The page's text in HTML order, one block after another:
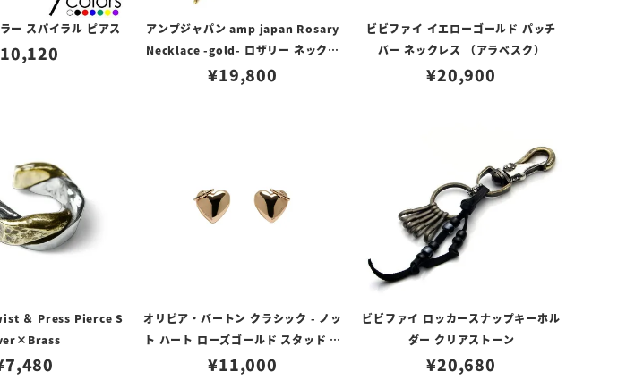
ー スパイラル ピアス
10,120
アンプジャパン amp japan Rosary
Necklace -gold- ロザリー ネックレ
ス / ゴールド
¥19,800
ビビファイ イエローゴールド パッチ
バー ネックレス （アラベスク）
¥20,900
＆ Press Pierce S
7,480
オリビア・バートン クラシック - ノッ
ト ハート ローズゴールド スタッド ピ
アス
¥11,000
ビビファイ ロッカースナップキーホル
ダー クリアストーン
¥20,680